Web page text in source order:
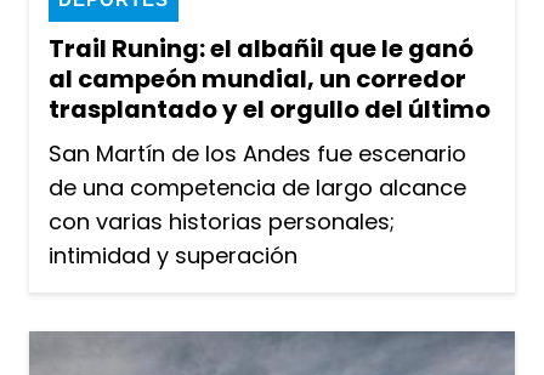
Trail Runing: el albañil que le ganó
al campeón mundial, un corredor
trasplantado y el orgullo del último
San Martín de los Andes fue escenario
de una competencia de largo alcance
con varias historias personales;
intimidad y superación